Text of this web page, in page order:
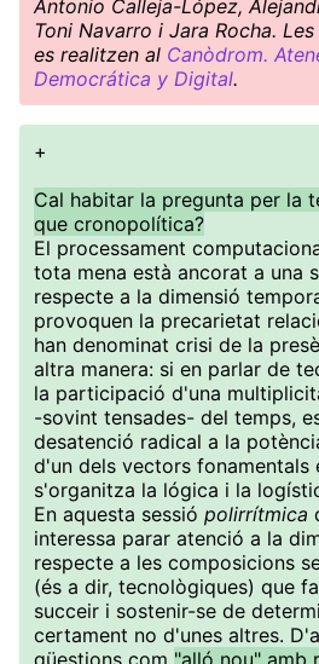
Antonio Calleja-López,
Toni Navarro i Jara Rocha.
es realitzen al Canòdrom.
Democrática y Digital.
+
Cal habitar la pregunta per la
que cronopolítica?
El processament
tota mena està ancorat a una
respecte a la dimensió
provoquen la precarietat
han denominat crisi de la
altra manera: si en parlar de
la participació d'una
-sovint tensades- del temps,
desatenció radical a la
d'un dels vectors fonamentals
s'organitza la lógica i la
En aquesta sessió polirrítmica
interessa parar atenció a la
respecte a les composicions
(és a dir, tecnològiques) que
succeir i sostenir-se de
certament no d'unes altres.
qüestions com "alló nou" amb